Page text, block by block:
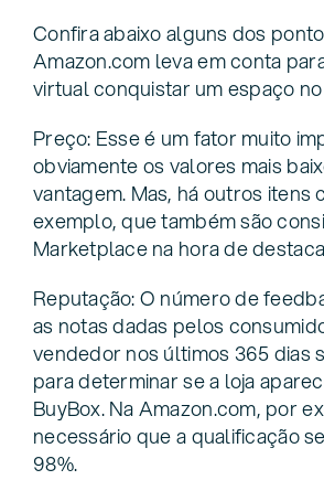
Confira abaixo alguns dos
Amazon.com leva em conta
virtual conquistar um espaço no
Preço: Esse é um fator muito
obviamente os valores mais
vantagem. Mas, há outros itens
exemplo, que também são
Marketplace na hora de
Reputação: O número de
as notas dadas pelos
vendedor nos últimos 365 dias
para determinar se a loja
BuyBox. Na Amazon.com, por
necessário que a qualificação
98%.